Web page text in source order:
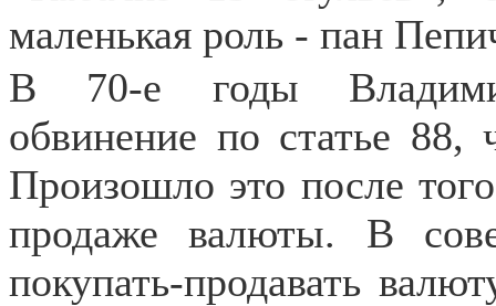
маленькая роль - пан
В 70-е годы
обвинение по статье
Произошло это после
продаже валюты. В
покупать-продавать